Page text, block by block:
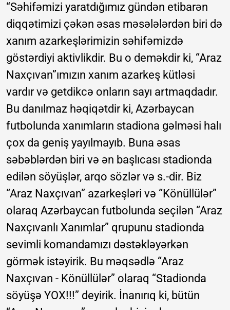
“Səhifəmizi yaratdığımız gündən etibarən
diqqətimizi çəkən əsas məsələlərdən biri də
xanım azarkeşlərimizin səhifəmizdə
göstərdiyi aktivlikdir. Bu o deməkdir ki, “Araz
Naxçıvan”ımızın xanım azarkeş kütləsi
vardır və getdikcə onların sayı artmaqdadır.
Bu danılmaz həqiqətdir ki, Azərbaycan
futbolunda xanımların stadiona gəlməsi halı
çox da geniş yayılmayıb. Buna əsas
səbəblərdən biri və ən başlıcası stadionda
edilən söyüşlər, arqo sözlər və s.-dir. Biz
“Araz Naxçıvan” azarkeşləri və “Könüllülər”
olaraq Azərbaycan futbolunda seçilən “Araz
Naxçıvanlı Xanımlar” qrupunu stadionda
sevimli komandamızı dəstəkləyərkən
görmək istəyirik. Bu məqsədlə “Araz
Naxçıvan - Könüllülər” olaraq “Stadionda
söyüşə YOX!!!” deyirik. İnanırıq ki, bütün